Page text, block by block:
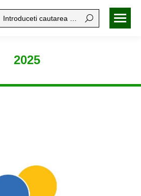
Search:
2025